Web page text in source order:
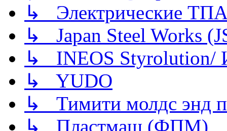
↳ Электрические
↳ Japan Steel Works
↳ INEOS
↳ YUDO
↳ Тимити молдс энд
↳ Пластмаш (ФПМ)